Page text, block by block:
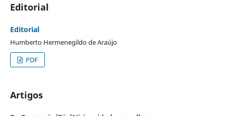
Editorial
Editorial
Humberto Hermenegildo de Araújo
PDF
Artigos